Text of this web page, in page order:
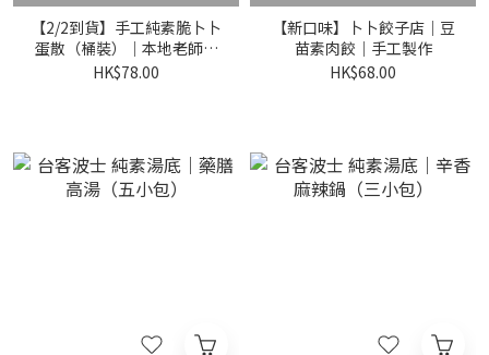
【2/2到貨】手工純素脆卜卜
蛋散（桶裝）｜本地老師傅
主理，素食者都食得賀年食
HK$78.00
【新口味】卜卜餃子店｜豆
苗素肉餃｜手工製作
HK$68.00